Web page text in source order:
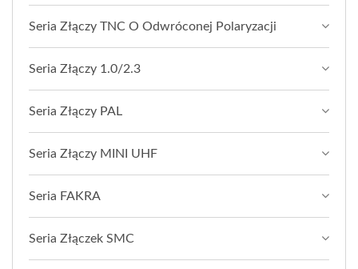
Seria Złączy TNC O Odwróconej Polaryzacji
Seria Złączy 1.0/2.3
Seria Złączy PAL
Seria Złączy MINI UHF
Seria FAKRA
Seria Złączek SMC